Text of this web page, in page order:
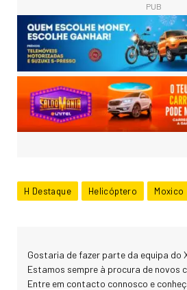
PUB
H Destaque Helicóptero Moxico
Gostaria de fazer parte da equipa do
Estamos sempre à procura de novos
Entre em contacto connosco e